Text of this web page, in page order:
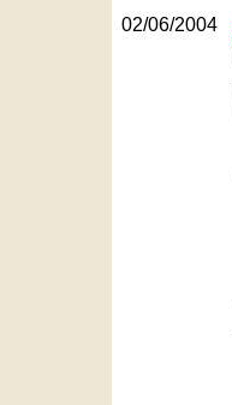
02/06/2004